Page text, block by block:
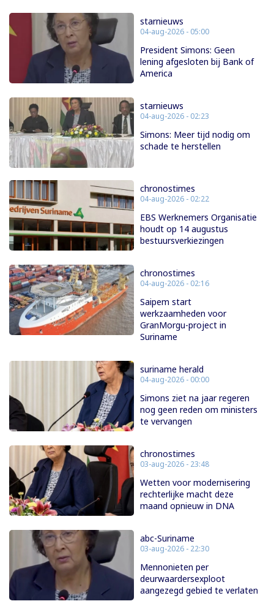
starnieuws
04-aug-2026 - 05:00
President Simons: Geen
lening afgesloten bij Bank of
America
starnieuws
04-aug-2026 - 02:23
Simons: Meer tijd nodig om
schade te herstellen
chronostimes
04-aug-2026 - 02:22
EBS Werknemers Organisatie
houdt op 14 augustus
bestuursverkiezingen
chronostimes
04-aug-2026 - 02:16
Saipem start
werkzaamheden voor
GranMorgu-project in
Suriname
suriname herald
04-aug-2026 - 00:00
Simons ziet na jaar regeren
nog geen reden om ministers
te vervangen
chronostimes
03-aug-2026 - 23:48
Wetten voor modernisering
rechterlijke macht deze
maand opnieuw in DNA
abc-Suriname
03-aug-2026 - 22:30
Mennonieten per
deurwaardersexploot
aangezegd gebied te verlaten